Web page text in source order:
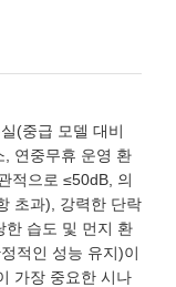
(중급 모델 대비
, 연중무휴 운영 환
적으로 ≤50dB, 의
초과), 강력한 단락
한 습도 및 먼지 환
적인 성능 유지)이
가장 중요한 시나